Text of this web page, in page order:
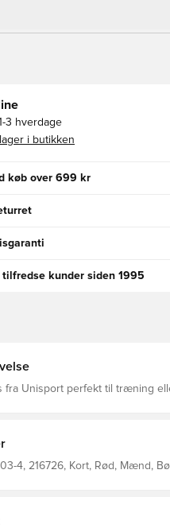
3 hverdage
i butikken
køb over 699 kr
kunder siden 1995
fra Unisport perfekt til træning
4, 216726, Kort, Rød, Mænd,